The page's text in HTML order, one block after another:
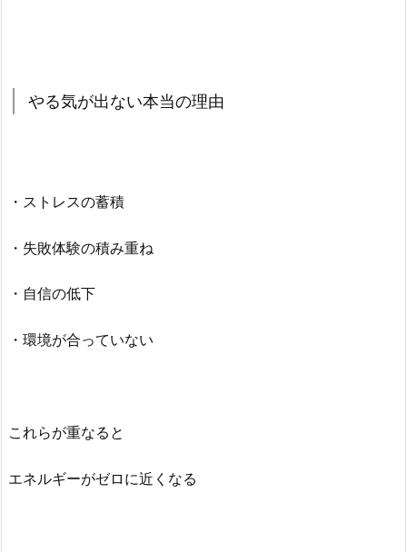
やる気が出ない本当の理由
・ストレスの蓄積
・失敗体験の積み重ね
・自信の低下
・環境が合っていない
これらが重なると
エネルギーがゼロに近くなる